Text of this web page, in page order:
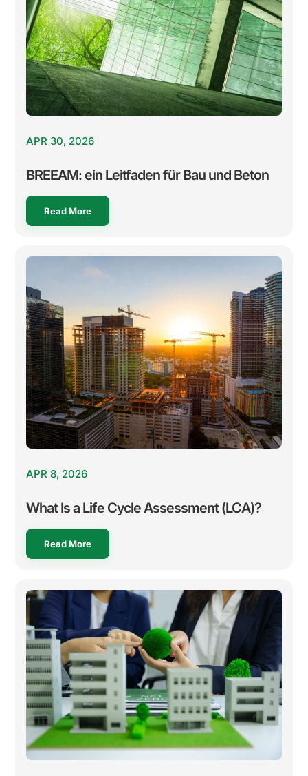
APR 30, 2026
BREEAM: ein Leitfaden für Bau und Beton
Read More
APR 8, 2026
What Is a Life Cycle Assessment (LCA)?
Read More